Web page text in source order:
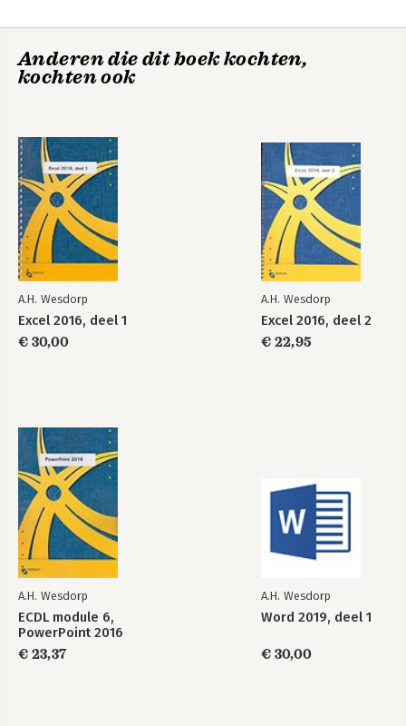
Anderen die dit boek kochten,
kochten ook
A.H. Wesdorp
Excel 2016, deel 1
€ 30,00
A.H. Wesdorp
Excel 2016, deel 2
€ 22,95
A.H. Wesdorp
ECDL module 6,
PowerPoint 2016
€ 23,37
A.H. Wesdorp
Word 2019, deel 1
€ 30,00